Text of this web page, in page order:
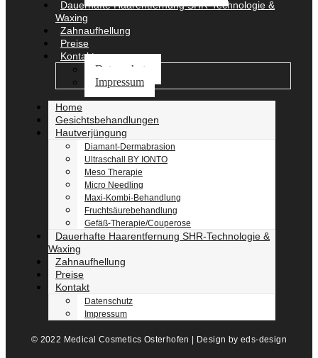
Dauerhafte Haarentfernung SHR-Technologie &
Waxing
Zahnaufhellung
Preise
Kontakt
Datenschutz
Impressum
Home
Gesichtsbehandlungen
Hautverjüngung
Diamant-Dermabrasion
Ultraschall BY IONTO
Meso Therapie
Micro Needling
Maxi-Kombi-Behandlung
Fruchtsäurebehandlung
Gefäß-Therapie/Couperose
Dauerhafte Haarentfernung SHR-Technologie &
Waxing
Zahnaufhellung
Preise
Kontakt
Datenschutz
Impressum
© 2022 Medical Cosmetics Osterhofen | Design by eds-design